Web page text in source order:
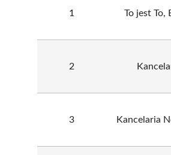
1 To jest To,
2
3 Kancelaria